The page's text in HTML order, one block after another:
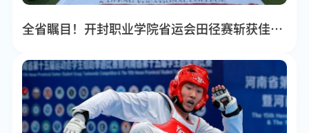
全省瞩目！开封职业学院省运会田径赛斩获佳绩！